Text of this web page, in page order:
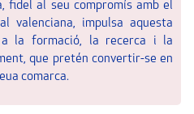
fidel al seu compromís amb el
impulsa aquesta
a la formació, la recerca i la
que pretén convertir-se en
comarca.